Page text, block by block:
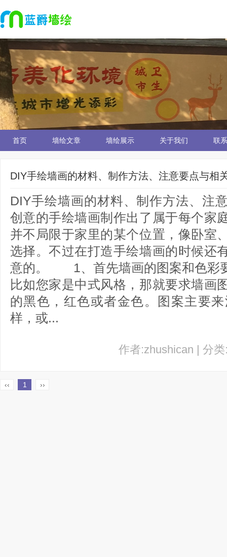
首页 墙绘文章 墙绘展示 关于我们 联
DIY手绘墙画的材料、制作方法、注意要点与相
DIY手绘墙画的材料、制作方法、
创意的手绘墙画制作出了属于每个家
并不局限于家里的某个位置，像卧室
选择。不过在打造手绘墙画的时候还
意的。 1、首先墙画的图案和色
比如您家是中式风格，那就要求墙画
的黑色，红色或者金色。图案主要
样，或...
作者:zhushican | 分
‹‹ 1 ››